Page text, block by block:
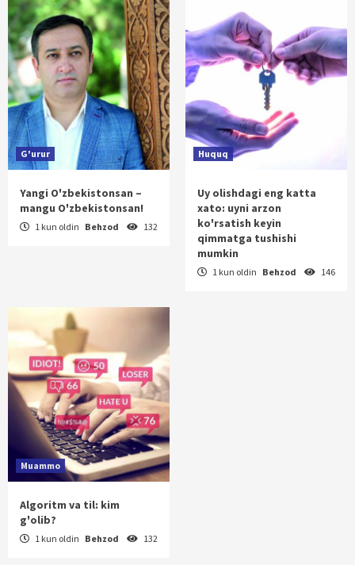
G'urur
Yangi O'zbekistonsan –
mangu O'zbekistonsan!
1 kun oldin Behzod 132
Huquq
Uy olishdagi eng katta
xato: uyni arzon
ko'rsatish keyin
qimmatga tushishi
mumkin
1 kun oldin Behzod 146
Muammo
Algoritm va til: kim
g'olib?
1 kun oldin Behzod 132